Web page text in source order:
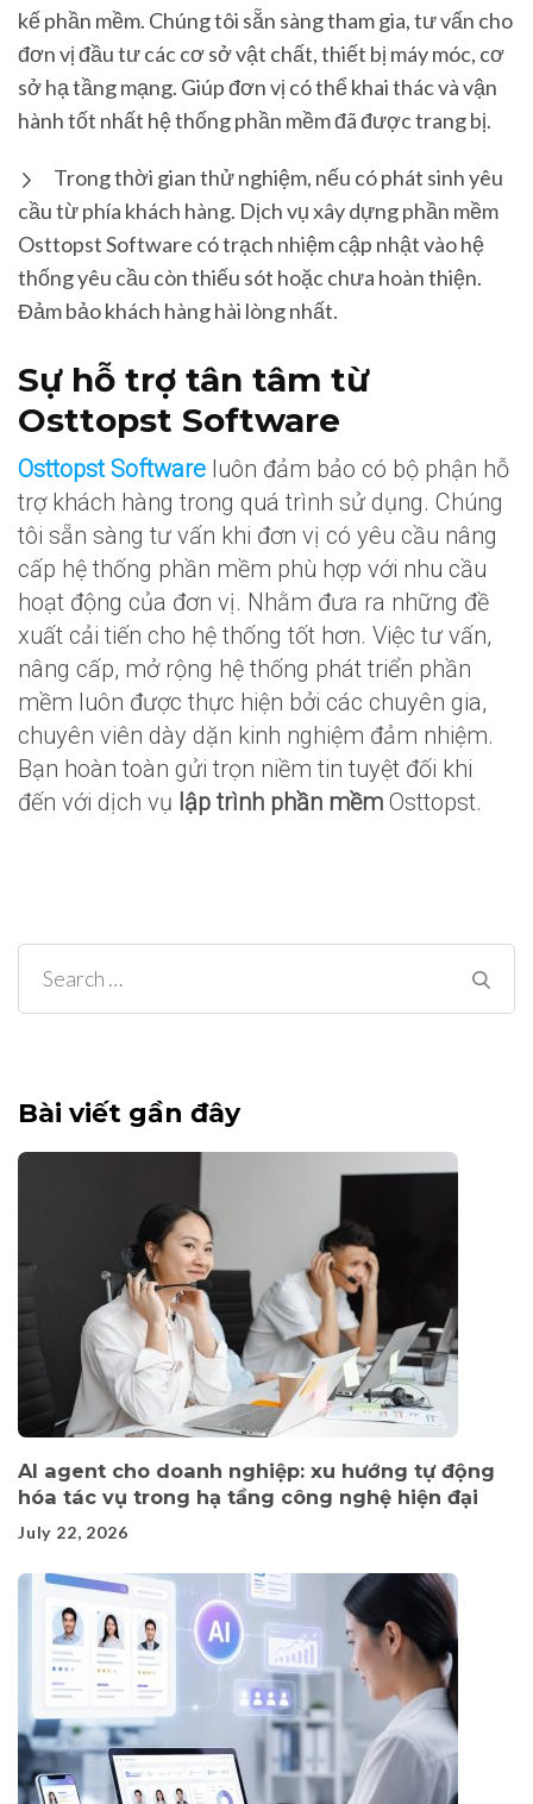
kế phần mềm. Chúng tôi sẵn sàng tham gia, tư vấn cho
đơn vị đầu tư các cơ sở vật chất, thiết bị máy móc, cơ
sở hạ tầng mạng. Giúp đơn vị có thể khai thác và vận
hành tốt nhất hệ thống phần mềm đã được trang bị.
Trong thời gian thử nghiệm, nếu có phát sinh yêu
cầu từ phía khách hàng. Dịch vụ xây dựng phần mềm
Osttopst Software có trạch nhiệm cập nhật vào hệ
thống yêu cầu còn thiếu sót hoặc chưa hoàn thiện.
Đảm bảo khách hàng hài lòng nhất.
Sự hỗ trợ tân tâm từ
Osttopst Software
Osttopst Software luôn đảm bảo có bộ phận hỗ
trợ khách hàng trong quá trình sử dụng. Chúng
tôi sẵn sàng tư vấn khi đơn vị có yêu cầu nâng
cấp hệ thống phần mềm phù hợp với nhu cầu
hoạt động của đơn vị. Nhằm đưa ra những đề
xuất cải tiến cho hệ thống tốt hơn. Việc tư vấn,
nâng cấp, mở rộng hệ thống phát triển phần
mềm luôn được thực hiện bởi các chuyên gia,
chuyên viên dày dặn kinh nghiệm đảm nhiệm.
Bạn hoàn toàn gửi trọn niềm tin tuyệt đối khi
đến với dịch vụ lập trình phần mềm Osttopst.
Search
for:
Bài viết gần đây
AI agent cho doanh nghiệp: xu hướng tự động
hóa tác vụ trong hạ tầng công nghệ hiện đại
July 22, 2026